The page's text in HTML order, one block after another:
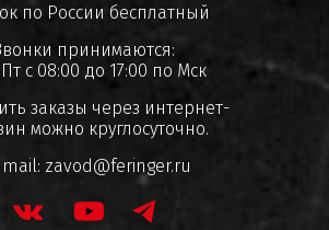
по России бесплатный
принимаются:
с 08:00 до 17:00 по Мск
заказы через интернет-
можно круглосуточно.
zavod@feringer.ru